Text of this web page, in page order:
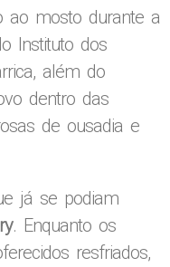
ao mosto durante a
Instituto dos
além do
dentro das
de ousadia e
já se podiam
. Enquanto os
resfriados,